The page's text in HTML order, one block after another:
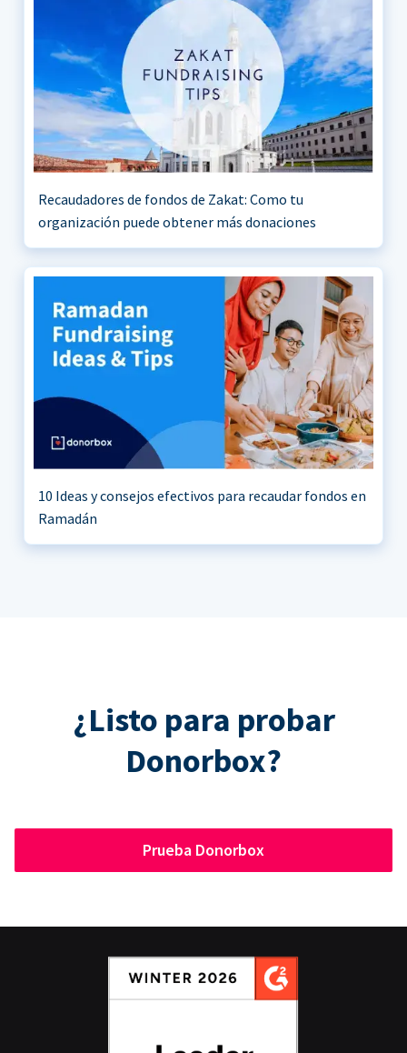
Recaudadores de fondos de Zakat: Como tu
organización puede obtener más donaciones
10 Ideas y consejos efectivos para recaudar fondos en
Ramadán
¿Listo para probar
Donorbox?
Prueba Donorbox